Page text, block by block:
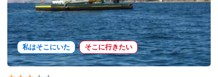
私はそこにいた そこに行きたい